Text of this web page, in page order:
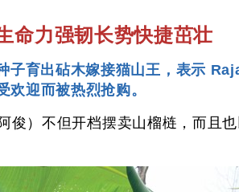
命力强韧长势快捷茁壮
育出砧木嫁接猫山王，表示
迎而被热烈抢购。
俊）不但开档摆卖山榴梿，而且